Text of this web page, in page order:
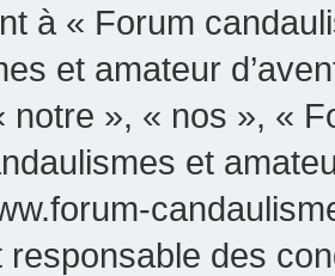
à « Forum
et amateur
notre », « nos », «
et
responsable des